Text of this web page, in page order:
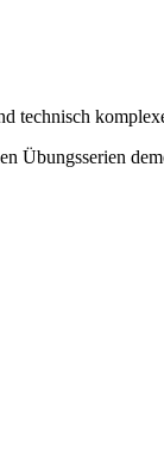
technisch
Übungsserien